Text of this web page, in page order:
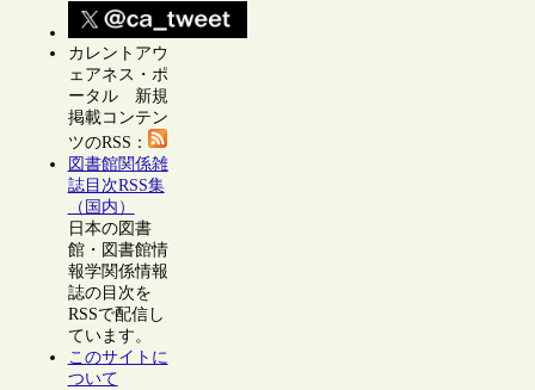
カレントアウ
ェアネス・ポ
ータル 新規
掲載コンテン
ツのRSS：
図書館関係雑
誌目次RSS集
（国内）
日本の図書
館・図書館情
報学関係情報
誌の目次を
RSSで配信し
ています。
このサイトに
ついて